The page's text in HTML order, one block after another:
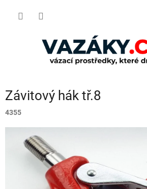
Závitový hák tř.8
4355